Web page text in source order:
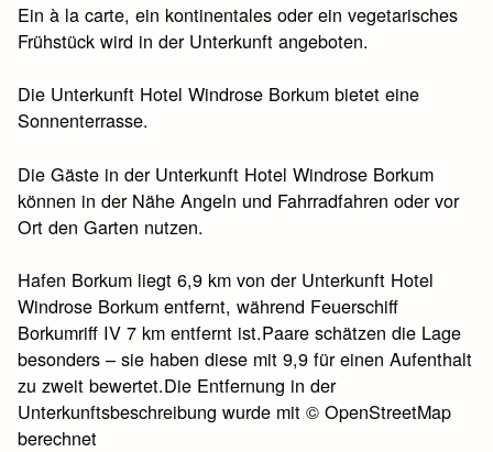
Ein à la carte, ein kontinentales oder ein vegetarisches
Frühstück wird in der Unterkunft angeboten.
Die Unterkunft Hotel Windrose Borkum bietet eine
Sonnenterrasse.
Die Gäste in der Unterkunft Hotel Windrose Borkum
können in der Nähe Angeln und Fahrradfahren oder vor
Ort den Garten nutzen.
Hafen Borkum liegt 6,9 km von der Unterkunft Hotel
Windrose Borkum entfernt, während Feuerschiff
Borkumriff IV 7 km entfernt ist.Paare schätzen die Lage
besonders – sie haben diese mit 9,9 für einen Aufenthalt
zu zweit bewertet.Die Entfernung in der
Unterkunftsbeschreibung wurde mit © OpenStreetMap
berechnet